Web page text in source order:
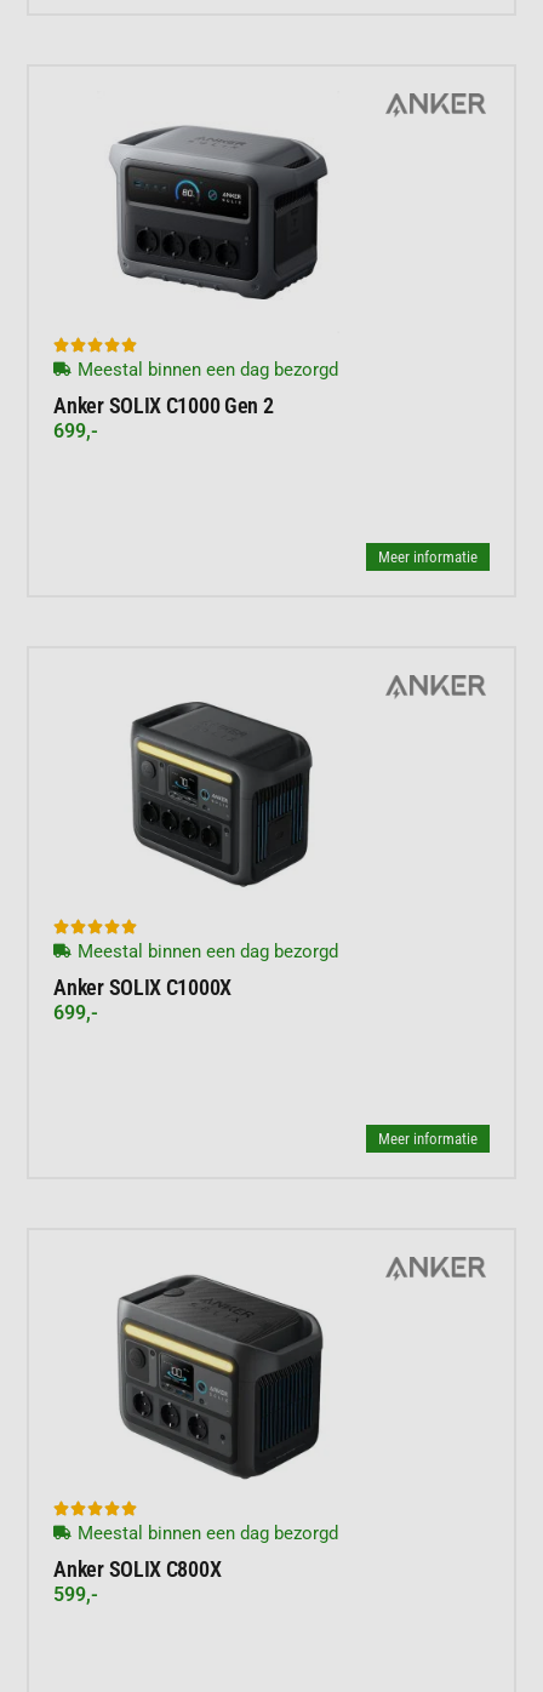

Meestal binnen een dag bezorgd
Anker SOLIX C1000 Gen 2
699,-
Meer informatie

Meestal binnen een dag bezorgd
Anker SOLIX C1000X
699,-
Meer informatie

Meestal binnen een dag bezorgd
Anker SOLIX C800X
599,-